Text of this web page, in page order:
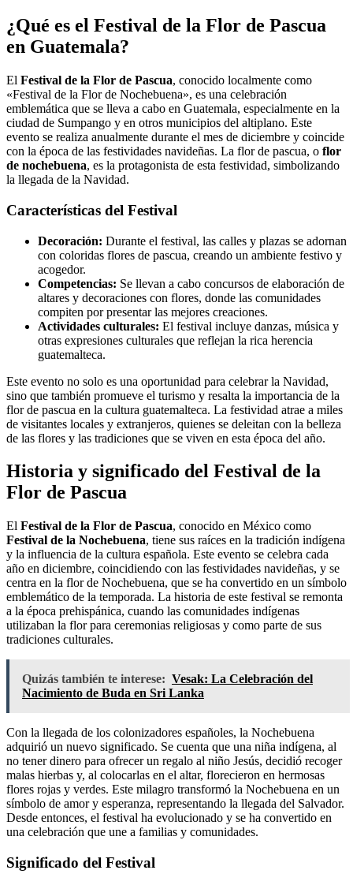
¿Qué es el Festival de la Flor de Pascua
en Guatemala?
El Festival de la Flor de Pascua, conocido localmente como
«Festival de la Flor de Nochebuena», es una celebración
emblemática que se lleva a cabo en Guatemala, especialmente en la
ciudad de Sumpango y en otros municipios del altiplano. Este
evento se realiza anualmente durante el mes de diciembre y coincide
con la época de las festividades navideñas. La flor de pascua, o flor
de nochebuena, es la protagonista de esta festividad, simbolizando
la llegada de la Navidad.
Características del Festival
Decoración: Durante el festival, las calles y plazas se adornan
con coloridas flores de pascua, creando un ambiente festivo y
acogedor.
Competencias: Se llevan a cabo concursos de elaboración de
altares y decoraciones con flores, donde las comunidades
compiten por presentar las mejores creaciones.
Actividades culturales: El festival incluye danzas, música y
otras expresiones culturales que reflejan la rica herencia
guatemalteca.
Este evento no solo es una oportunidad para celebrar la Navidad,
sino que también promueve el turismo y resalta la importancia de la
flor de pascua en la cultura guatemalteca. La festividad atrae a miles
de visitantes locales y extranjeros, quienes se deleitan con la belleza
de las flores y las tradiciones que se viven en esta época del año.
Historia y significado del Festival de la
Flor de Pascua
El Festival de la Flor de Pascua, conocido en México como
Festival de la Nochebuena, tiene sus raíces en la tradición indígena
y la influencia de la cultura española. Este evento se celebra cada
año en diciembre, coincidiendo con las festividades navideñas, y se
centra en la flor de Nochebuena, que se ha convertido en un símbolo
emblemático de la temporada. La historia de este festival se remonta
a la época prehispánica, cuando las comunidades indígenas
utilizaban la flor para ceremonias religiosas y como parte de sus
tradiciones culturales.
Quizás también te interese: Vesak: La Celebración del
Nacimiento de Buda en Sri Lanka
Con la llegada de los colonizadores españoles, la Nochebuena
adquirió un nuevo significado. Se cuenta que una niña indígena, al
no tener dinero para ofrecer un regalo al niño Jesús, decidió recoger
malas hierbas y, al colocarlas en el altar, florecieron en hermosas
flores rojas y verdes. Este milagro transformó la Nochebuena en un
símbolo de amor y esperanza, representando la llegada del Salvador.
Desde entonces, el festival ha evolucionado y se ha convertido en
una celebración que une a familias y comunidades.
Significado del Festival